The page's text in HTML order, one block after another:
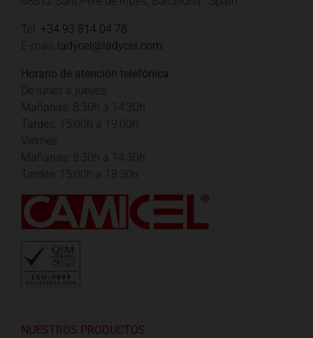
Tel: +34 93 814 04 78
E-mail: ladycel@ladycel.com
Horario de atención telefónica
De lunes a jueves
Mañanas: 8:30h a 14:30h
Tardes: 15:00h a 19:00h
Viernes
Mañanas: 8:30h a 14:30h
Tardes: 15:00h a 18:30h
NUESTROS PRODUCTOS